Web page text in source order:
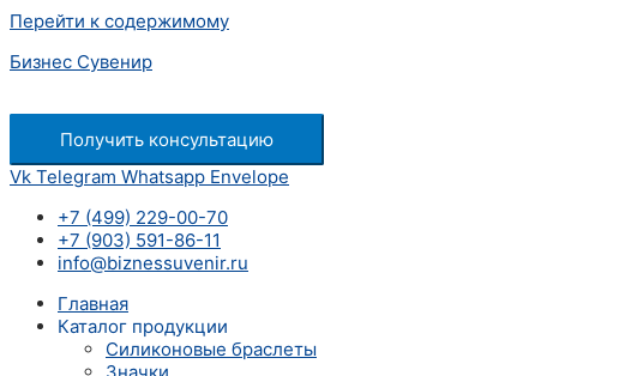
Перейти к содержимому
Бизнес Сувенир
Получить консультацию
Vk Telegram Whatsapp Envelope
+7 (499) 229-00-70
+7 (903) 591-86-11
info@biznessuvenir.ru
Главная
Каталог продукции
Силиконовые браслеты